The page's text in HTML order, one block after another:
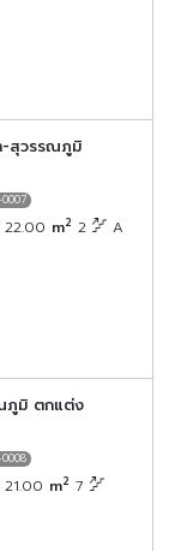
-สุวรรณภูมิ
0007
m2 2 A
ภูมิ ตกแต่ง
0008
m2 7